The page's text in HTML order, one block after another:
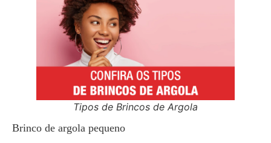
Tipos de Brincos de Argola
Brinco de argola pequeno